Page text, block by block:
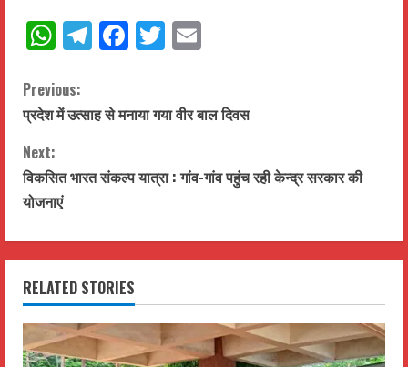
WhatsApp
Telegram
Facebook
Twitter
C
o
n
t
i
n
u
Previous:
प्रदेश में उत्साह से मनाया गया वीर बाल दिवस
Next:
विकसित भारत संकल्प यात्रा : गांव-गांव पहुंच रही केन्द्र सरकार की
योजनाएं
RELATED STORIES